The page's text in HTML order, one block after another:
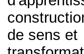
de sens et